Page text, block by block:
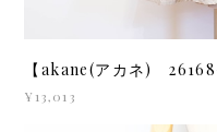
【akane(アカネ)
¥13,013